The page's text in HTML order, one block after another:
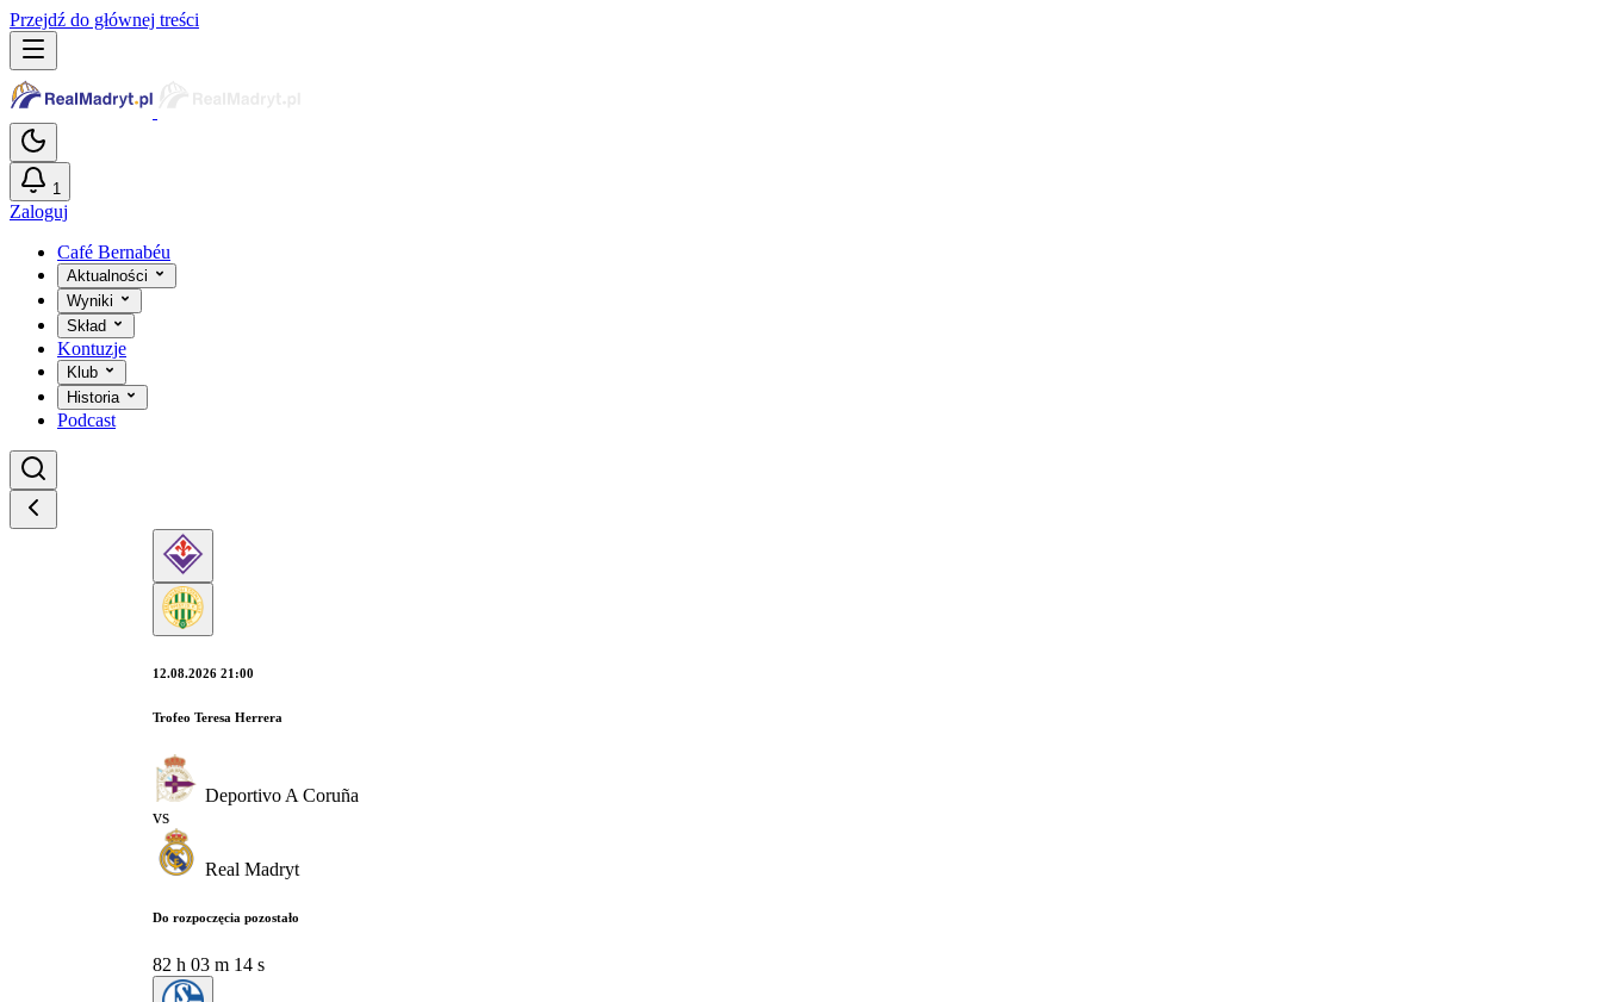
Przejdź do głównej treści
1
Zaloguj
Café Bernabéu
Aktualności
Wyniki
Skład
Kontuzje
Klub
Historia
Podcast
12.08.2026 21:00
Trofeo Teresa Herrera
Deportivo A Coruña
vs
Real Madryt
Do rozpoczęcia pozostało
82 h 03 m 13 s